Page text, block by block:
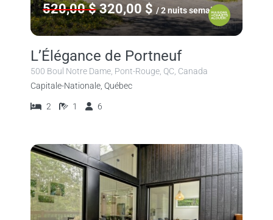
520,00 $ 320,00 $ / 2 nuits semaine
L’Élégance de Portneuf
500 Boul Notre Dame, Pont-Rouge, QC, Canada
Capitale-Nationale, Québec
2 1 6